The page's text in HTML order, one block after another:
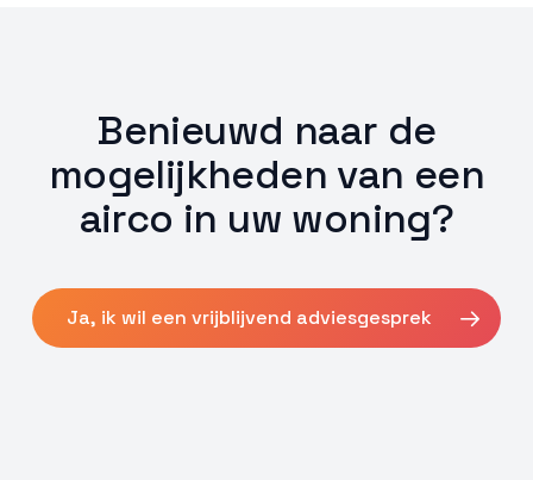
Benieuwd naar de
mogelijkheden van een
airco in uw woning?
Ja, ik wil een vrijblijvend adviesgesprek